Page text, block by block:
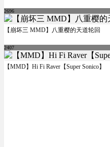
2696
【崩坏三 MMD】八重樱的天道轮回
2407
【MMD】Hi Fi Raver【Super Sonico】